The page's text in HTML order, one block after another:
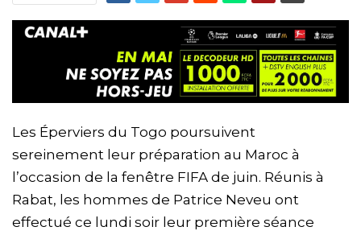
Les Éperviers du Togo poursuivent
sereinement leur préparation au Maroc à
l’occasion de la fenêtre FIFA de juin. Réunis à
Rabat, les hommes de Patrice Neveu ont
effectué ce lundi soir leur première séance